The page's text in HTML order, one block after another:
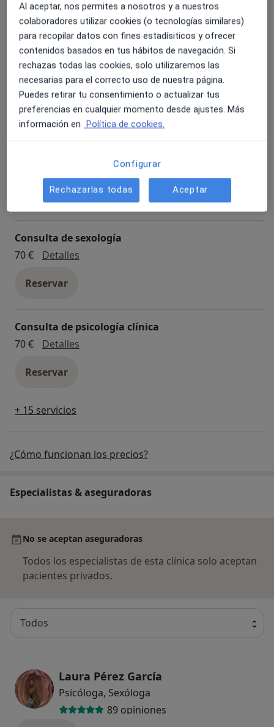
Reservar
Tratamiento para la adicción a la pornografía
60 €
DetallesTratamiento para la adicción a la
Reservar
Consulta online
Reservar
Consulta de sexología
70 €
Detalles
Reservar
Consulta de psicología clínica
70 €
Detalles
Reservar
+ 15 servicios
¿Cómo funcionan los precios?
Especialistas & aseguradoras
No se aceptan aseguradoras
Todos los especialistas de esta clínica solo aceptan
pacientes privados.
Todos
Laura Pérez García
Psicóloga, Sexóloga
89 opiniones
Al aceptar, nos permites a nosotros y a nuestros
colaboradores utilizar cookies (o tecnologías similares)
para recopilar datos con fines estadísiticos y ofrecer
contenidos basados en tus hábitos de navegación. Si
rechazas todas las cookies, solo utilizaremos las
necesarias para el correcto uso de nuestra página.
Puedes retirar tu consentimiento o actualizar tus
preferencias en cualquier momento desde ajustes. Más
información en Política de cookies.
Configurar
Rechazarlas todas Aceptar